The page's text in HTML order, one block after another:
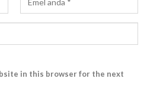
in this browser for the next